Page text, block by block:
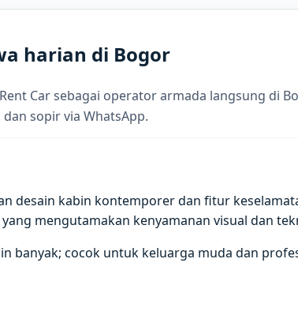
harian di Bogor
Car sebagai operator armada langsung di
sopir via WhatsApp.
desain kabin kontemporer dan fitur
mengutamakan kenyamanan visual dan
banyak; cocok untuk keluarga muda dan